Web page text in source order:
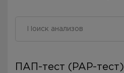
ПАП-тест (PAP-тест)